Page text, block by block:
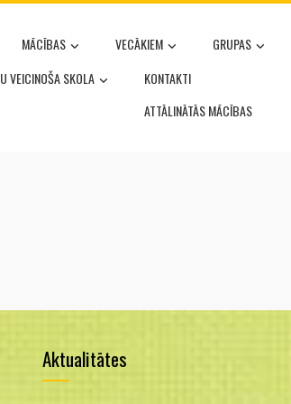
MĀCĪBAS VECĀKIEM
GRUPAS
VEICINOŠA SKOLA
KONTAKTI
ATTĀLINĀTĀS MĀCĪBAS
Aktualitātes